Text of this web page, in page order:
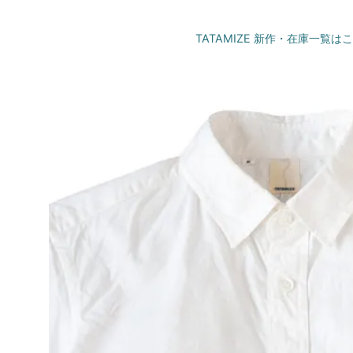
TATAMIZE 新作・在庫一覧は